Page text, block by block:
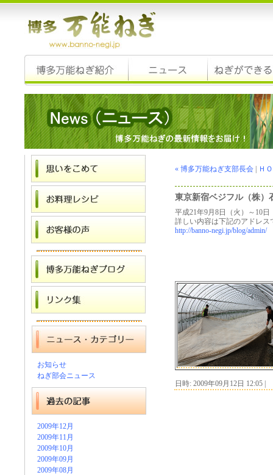
お知らせ
ねぎ部会ニュース
2009年12月
2009年11月
2009年10月
2009年09月
2009年08月
« 博多万能ねぎ支部長会 Ｈ
東京新宿ベジフル（株）
平成21年9月8日（火）～10
詳しい内容は下記のアドレス
http://banno-negi.jp/blog/admin/
日時: 2009年09月12日 12:05